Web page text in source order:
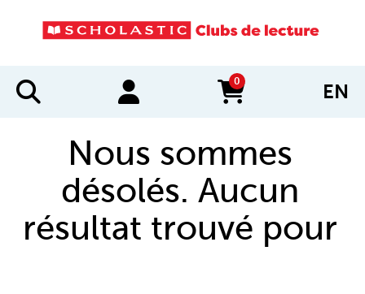
0
items in cart EN
Nous sommes
désolés. Aucun
résultat trouvé pour